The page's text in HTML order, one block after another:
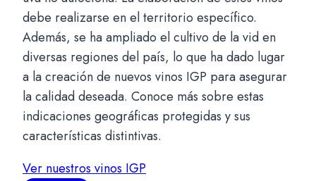
debe realizarse en el territorio específico.
Además, se ha ampliado el cultivo de la vid en
diversas regiones del país, lo que ha dado lugar
a la creación de nuevos vinos IGP para asegurar
la calidad deseada. Conoce más sobre estas
indicaciones geográficas protegidas y sus
características distintivas.
Ver nuestros vinos IGP